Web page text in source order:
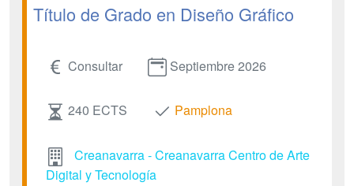
Título de Grado en Diseño Gráfico
Consultar Septiembre 2026
240 ECTS Pamplona
Creanavarra - Creanavarra Centro de Arte
Digital y Tecnología